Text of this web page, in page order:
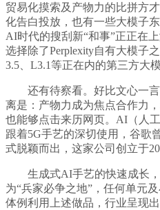
贸易化摸索及产物力的比拼方
化告白投放，也有一些大模子
AI时代的搜刮新“和事”正正在
选择除了Perplexity自有大模子
3.5、L3.1等正在内的第三方大模
还有待察看。好比文心一言
离是：产物力成为焦点合作力
也能够点击来历网页。AI（人
跟着5G手艺的深切使用，谷歌
式脱颖而出，这家公司创立于
生成式AI手艺的快速成长，
为“兵家必争之地”，任何单元
体例利用上述做品，行业呈现